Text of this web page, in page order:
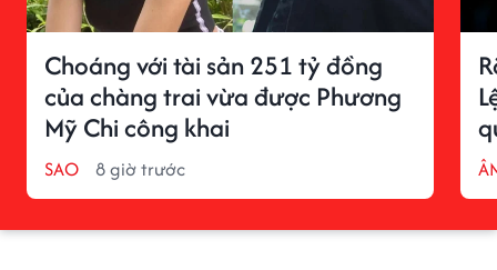
Choáng với tài sản 251 tỷ đồng
của chàng trai vừa được Phương
Mỹ Chi công khai
SAO 8 giờ trước